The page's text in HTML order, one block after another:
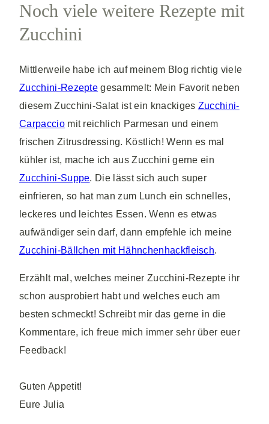
Noch viele weitere Rezepte mit
Zucchini
Mittlerweile habe ich auf meinem Blog richtig viele
Zucchini-Rezepte gesammelt: Mein Favorit neben
diesem Zucchini-Salat ist ein knackiges Zucchini-
Carpacciomit reichlich Parmesan und einem
frischen Zitrusdressing. Köstlich! Wenn es mal
kühler ist, mache ich aus Zucchini gerne ein
Zucchini-Suppe. Die lässt sich auch super
einfrieren, so hat man zum Lunch ein schnelles,
leckeres und leichtes Essen. Wenn es etwas
aufwändiger sein darf, dann empfehle ich meine
Zucchini-Bällchen mit Hähnchenhackfleisch.
Erzählt mal, welches meiner Zucchini-Rezepte ihr
schon ausprobiert habt und welches euch am
besten schmeckt! Schreibt mir das gerne in die
Kommentare, ich freue mich immer sehr über euer
Feedback!
Guten Appetit!
Eure Julia